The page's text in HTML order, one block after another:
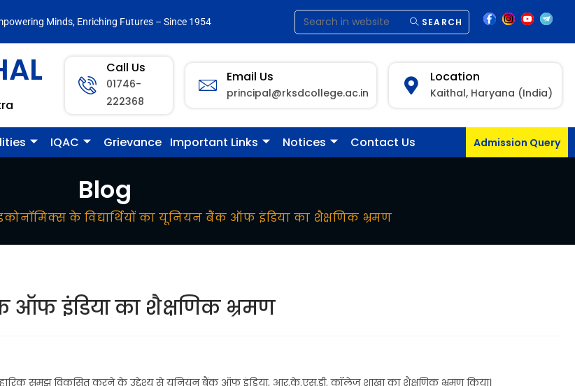
Minds, Enriching Futures – Since 1954 SEARCH
Call Us
01746-
222368
Email Us
principal@rksdcollege.ac.in
Location
Kaithal, Haryana (India)
IQAC Grievance Important Links Notices Contact Us Admission Query
Blog
के विद्यार्थियों का यूनियन बैंक ऑफ इंडिया का शैक्षणिक भ्रमण
ऑफ इंडिया का शैक्षणिक भ्रमण
समझ विकसित करने के उद्देश्य से यूनियन बैंक ऑफ इंडिया, आर.के.एस.डी. कॉलेज शाखा का शैक्षणिक भ्रमण किया।